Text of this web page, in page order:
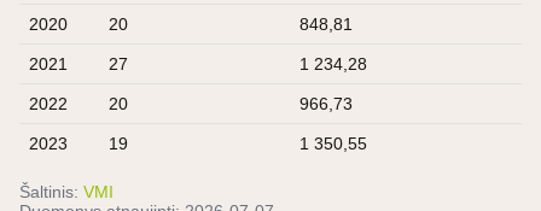
2020 20 848,81
2021 27 1 234,28
2022 20 966,73
2023 19 1 350,55
Šaltinis: VMI